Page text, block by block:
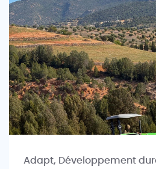
Adapt, Développement